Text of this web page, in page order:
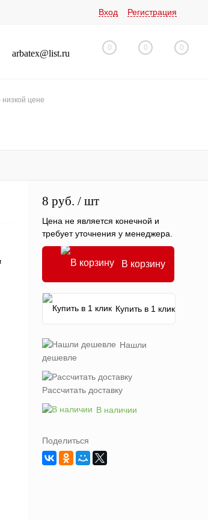
Вход Регистрация
arbatex@list.ru
0 0 0
цене
8 руб. / шт
Цена не является конечной и
требует уточнения у менеджера.
В корзину
Купить в 1 клик
Нашли
дешевле
Рассчитать доставку
В наличии
Поделиться